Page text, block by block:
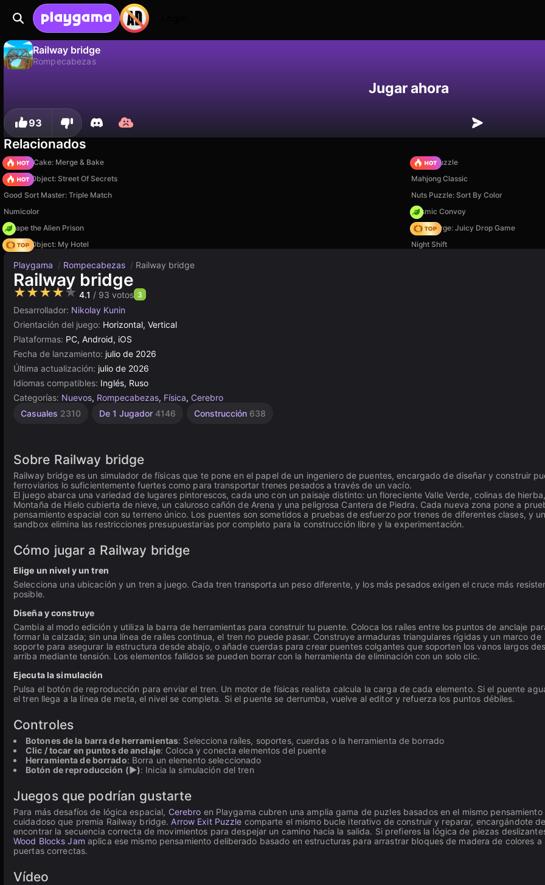
Railway bridge
Rompecabezas
Jugar ahora
93
Relacionados
Piece of Cake: Merge & Bake
Arrow Puzzle
Hidden Object: Street Of Secrets
Mahjong Classic
Good Sort Master: Triple Match
Nuts Puzzle: Sort By Color
Numicolor
Cosmic Convoy
Escape the Alien Prison
Fruit Merge: Juicy Drop Game
Hidden Object: My Hotel
Night Shift
Playgama / Rompecabezas / Railway bridge
Railway bridge
★★★★★ 4.1 / 93 votos 3
Desarrollador: Nikolay Kunin
Orientación del juego: Horizontal, Vertical
Plataformas: PC, Android, iOS
Fecha de lanzamiento: julio de 2026
Última actualización: julio de 2026
Idiomas compatibles: Inglés, Ruso
Categorías: Nuevos, Rompecabezas, Física, Cerebro
Casuales 2310 De 1 Jugador 4146 Construcción 638
Sobre Railway bridge
Railway bridge es un simulador de físicas que te pone en el papel de un ingeniero de puentes, encargado de diseñar y construir
ferroviarios lo suficientemente fuertes como para transportar trenes pesados a través de un vacío.
El juego abarca una variedad de lugares pintorescos, cada uno con un paisaje distinto: un floreciente Valle Verde, colinas de
Montaña de Hielo cubierta de nieve, un caluroso cañón de Arena y una peligrosa Cantera de Piedra. Cada nueva zona pone a
pensamiento espacial con su terreno único. Los puentes son sometidos a pruebas de esfuerzo por trenes de diferentes clases, y
sandbox elimina las restricciones presupuestarias por completo para la construcción libre y la experimentación.
Cómo jugar a Railway bridge
Elige un nivel y un tren
Selecciona una ubicación y un tren a juego. Cada tren transporta un peso diferente, y los más pesados exigen el cruce más
posible.
Diseña y construye
Cambia al modo edición y utiliza la barra de herramientas para construir tu puente. Coloca los raíles entre los puntos de anclaje
formar la calzada; sin una línea de raíles continua, el tren no puede pasar. Construye armaduras triangulares rígidas y un marco de
soporte para asegurar la estructura desde abajo, o añade cuerdas para crear puentes colgantes que soporten los vanos largos
arriba mediante tensión. Los elementos fallidos se pueden borrar con la herramienta de eliminación con un solo clic.
Ejecuta la simulación
Pulsa el botón de reproducción para enviar el tren. Un motor de físicas realista calcula la carga de cada elemento. Si el puente
el tren llega a la línea de meta, el nivel se completa. Si el puente se derrumba, vuelve al editor y refuerza los puntos débiles.
Controles
Botones de la barra de herramientas: Selecciona raíles, soportes, cuerdas o la herramienta de borrado
Clic / tocar en puntos de anclaje: Coloca y conecta elementos del puente
Herramienta de borrado: Borra un elemento seleccionado
Botón de reproducción (▶): Inicia la simulación del tren
Juegos que podrían gustarte
Para más desafíos de lógica espacial, Cerebro en Playgama cubren una amplia gama de puzles basados en el mismo pensamiento
cuidadoso que premia Railway bridge.Arrow Exit Puzzle comparte el mismo bucle iterativo de construir y reparar, encargándote de
encontrar la secuencia correcta de movimientos para despejar un camino hacia la salida. Si prefieres la lógica de piezas
Wood Blocks Jam aplica ese mismo pensamiento deliberado basado en estructuras para arrastrar bloques de madera de colores a
puertas correctas.
Vídeo